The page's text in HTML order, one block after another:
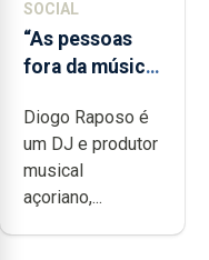
SOCIAL
“As pessoas
fora da música
noção do quão
difícil é
produzir uma
música”
Diogo Raposo é
um DJ e produtor
musical
açoriano,...